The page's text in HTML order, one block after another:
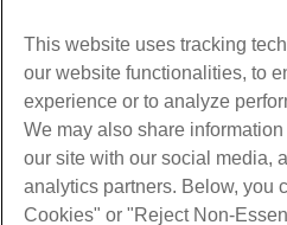
Produtos
Hospedagem na web
Serviços
This website uses tracking
our website functionalities, to
experience or to analyze
We may also share
our site with our social media,
analytics partners. Below, you
Cookies" or "Reject Non-